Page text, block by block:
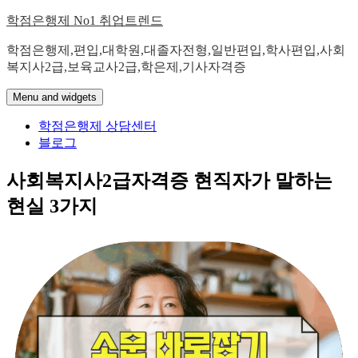
Skip
content
학점은행제 No1 취업트렌드
학점은행제,편입,대학원,대졸자전형,일반편입,학사편입,사회
복지사2급,보육교사2급,학은제,기사자격증
Menu and widgets
학점은행제 상담센터
블로그
사회복지사2급자격증 현직자가 말하는
현실 3가지